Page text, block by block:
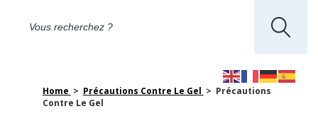
Home > Précautions Contre Le Gel > Précautions
Contre Le Gel